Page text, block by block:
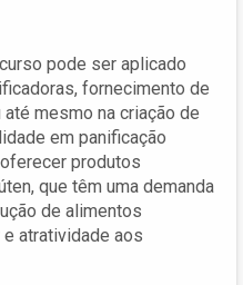
pode ser aplicado
fornecimento de
mesmo na criação de
em panificação
produtos
que têm uma demanda
de alimentos
atratividade aos